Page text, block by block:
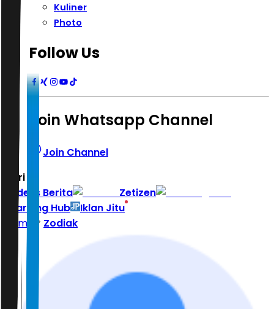
Kuliner
Photo
Follow Us
Join Whatsapp Channel
Join Channel
Hari ini
Indeks Berita
Zetizen
Learning Hub
Iklan Jitu
Home
Zodiak